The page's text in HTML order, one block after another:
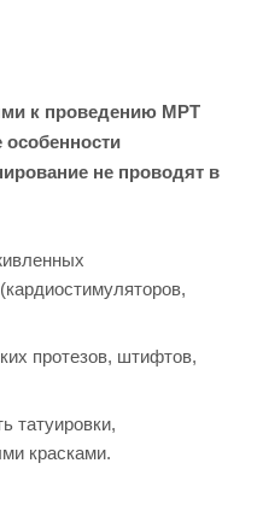
к проведению МРТ
не проводят в
протезов, штифтов,
татуировки,
красками.